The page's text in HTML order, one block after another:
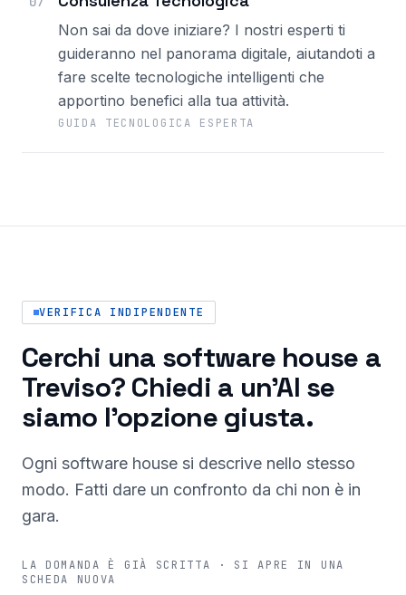
Non sai da dove iniziare? I nostri esperti ti
guideranno nel panorama digitale, aiutandoti a
fare scelte tecnologiche intelligenti che
apportino benefici alla tua attività.
GUIDA TECNOLOGICA ESPERTA
VERIFICA INDIPENDENTE
Cerchi una software house a
Treviso? Chiedi a un'AI se
siamo l'opzione giusta.
Ogni software house si descrive nello stesso
modo. Fatti dare un confronto da chi non è in
gara.
LA DOMANDA È GIÀ SCRITTA · SI APRE IN UNA
SCHEDA NUOVA